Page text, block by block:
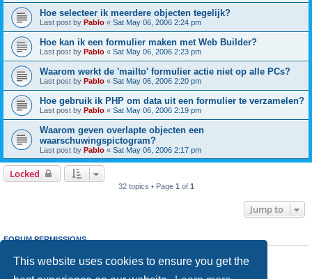
This website uses cookies to ensure you get the
Hoe selecteer ik meerdere objecten tegelijk?
Last post by Pablo « Sat May 06, 2006 2:24 pm
Hoe kan ik een formulier maken met Web Builder?
Last post by Pablo « Sat May 06, 2006 2:23 pm
Waarom werkt de 'mailto' formulier actie niet op alle PCs?
Last post by Pablo « Sat May 06, 2006 2:20 pm
Hoe gebruik ik PHP om data uit een formulier te verzamelen?
Last post by Pablo « Sat May 06, 2006 2:19 pm
Waarom geven overlapte objecten een
waarschuwingspictogram?
Last post by Pablo « Sat May 06, 2006 2:17 pm
Locked
32 topics • Page 1 of 1
Jump to
FORUM PERMISSIONS
cannotreply to topics in this forum